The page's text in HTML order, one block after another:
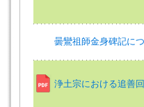
曇鸞祖師金身碑記に
浄土宗における追善